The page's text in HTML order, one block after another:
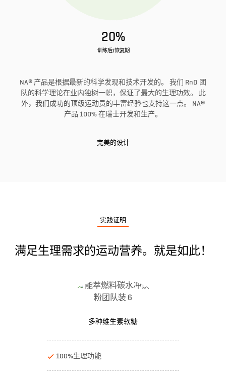
20%
训练后/恢复期
NA® 产品是根据最新的科学发现和技术开发的。 我们 RnD 团
队的科学理论在业内独树一帜，保证了最大的生理功效。 此
外，我们成功的顶级运动员的丰富经验也支持这一点。 NA®
产品 100% 在瑞士开发和生产。
完美的设计
实践证明
满足生理需求的运动营养。就是如此！
多种维生素软糖
100%生理功能